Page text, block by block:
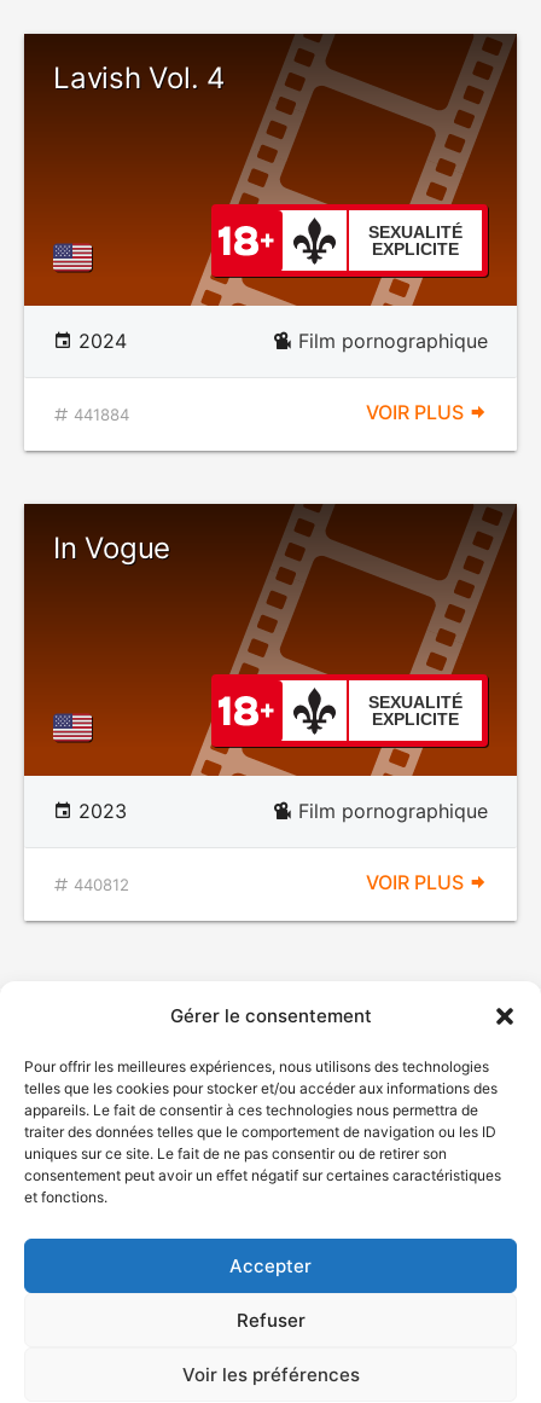
Gérer le consentement
Pour offrir les meilleures expériences, nous utilisons des technologies
telles que les cookies pour stocker et/ou accéder aux informations des
appareils. Le fait de consentir à ces technologies nous permettra de
traiter des données telles que le comportement de navigation ou les ID
uniques sur ce site. Le fait de ne pas consentir ou de retirer son
consentement peut avoir un effet négatif sur certaines caractéristiques
et fonctions.
Accepter
Refuser
Voir les préférences
Lavish Vol. 4
SEXUALITÉ
EXPLICITE
2024 Film pornographique
441884 VOIR PLUS
In Vogue
SEXUALITÉ
EXPLICITE
2023 Film pornographique
440812 VOIR PLUS
© Gouvernement du Québec, 2026
Plan du site
Accessibilité
Accès à l'information
Déclaration de services